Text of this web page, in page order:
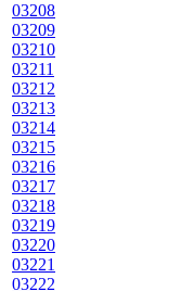
03208
03209
03210
03211
03212
03213
03214
03215
03216
03217
03218
03219
03220
03221
03222